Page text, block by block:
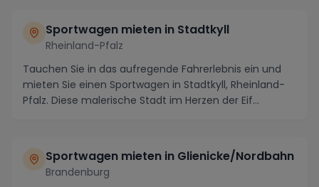
Sportwagen mieten in Stadtkyll
Rheinland-Pfalz
Tauchen Sie in das aufregende Fahrerlebnis ein und
mieten Sie einen Sportwagen in Stadtkyll, Rheinland-
Pfalz. Diese malerische Stadt im Herzen der Eif...
Sportwagen mieten in Glienicke/Nordbahn
Brandenburg